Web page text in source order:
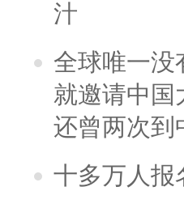
汁
全球唯一没
就邀请中国
还曾两次到
十多万人报